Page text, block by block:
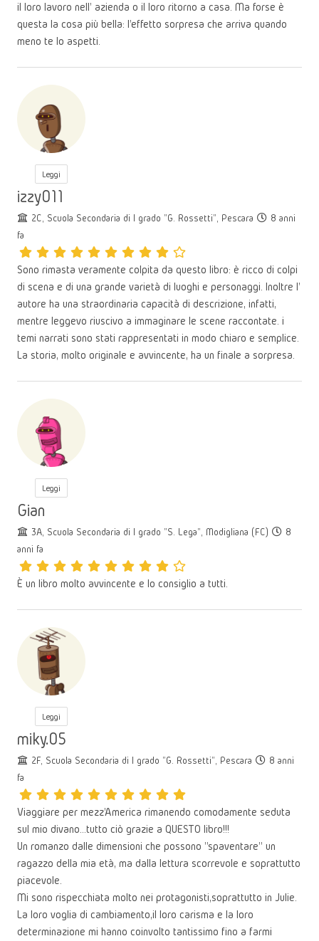
il loro lavoro nell' azienda o il loro ritorno a casa. Ma forse è
questa la cosa più bella: l'effetto sorpresa che arriva quando
meno te lo aspetti.
Leggi
izzy011
2C, Scuola Secondaria di I grado "G. Rossetti", Pescara
8 anni
fa
Sono rimasta veramente colpita da questo libro: è ricco di colpi
di scena e di una grande varietà di luoghi e personaggi. Inoltre l'
autore ha una straordinaria capacità di descrizione, infatti,
mentre leggevo riuscivo a immaginare le scene raccontate. i
temi narrati sono stati rappresentati in modo chiaro e semplice.
La storia, molto originale e avvincente, ha un finale a sorpresa.
Leggi
Gian
3A, Scuola Secondaria di I grado "S. Lega", Modigliana (FC)
8
anni fa
È un libro molto avvincente e lo consiglio a tutti.
Leggi
miky.05
2F, Scuola Secondaria di I grado "G. Rossetti", Pescara
8 anni
fa
Viaggiare per mezz'America rimanendo comodamente seduta
sul mio divano...tutto ciò grazie a QUESTO libro!!!
Un romanzo dalle dimensioni che possono "spaventare" un
ragazzo della mia età, ma dalla lettura scorrevole e soprattutto
piacevole.
Mi sono rispecchiata molto nei protagonisti,soprattutto in Julie.
La loro voglia di cambiamento,il loro carisma e la loro
determinazione mi hanno coinvolto tantissimo fino a farmi